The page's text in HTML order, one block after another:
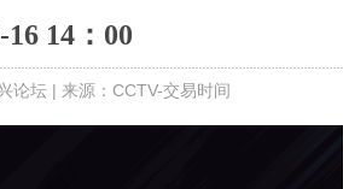
14：00
论坛 | 来源：CCTV-交易时间